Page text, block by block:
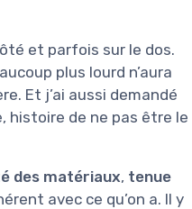
et parfois sur le dos.
plus lourd n’aura
Et j’ai aussi demandé
histoire de ne pas être le
des matériaux, tenue
avec ce qu’on a. Il y